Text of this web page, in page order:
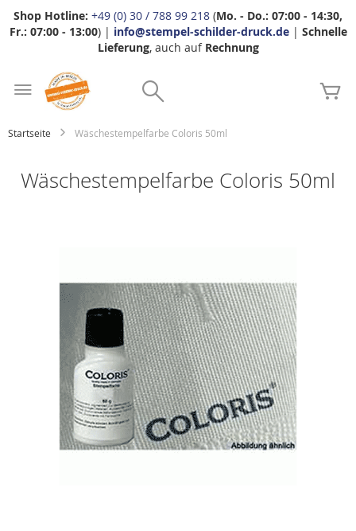
Shop Hotline: +49 (0) 30 / 788 99 218 (Mo. - Do.: 07:00 - 14:30,
Fr.: 07:00 - 13:00) | info@stempel-schilder-druck.de| Schnelle
Lieferung, auch auf Rechnung
Startseite Wäschestempelfarbe Coloris 50ml
Wäschestempelfarbe Coloris 50ml